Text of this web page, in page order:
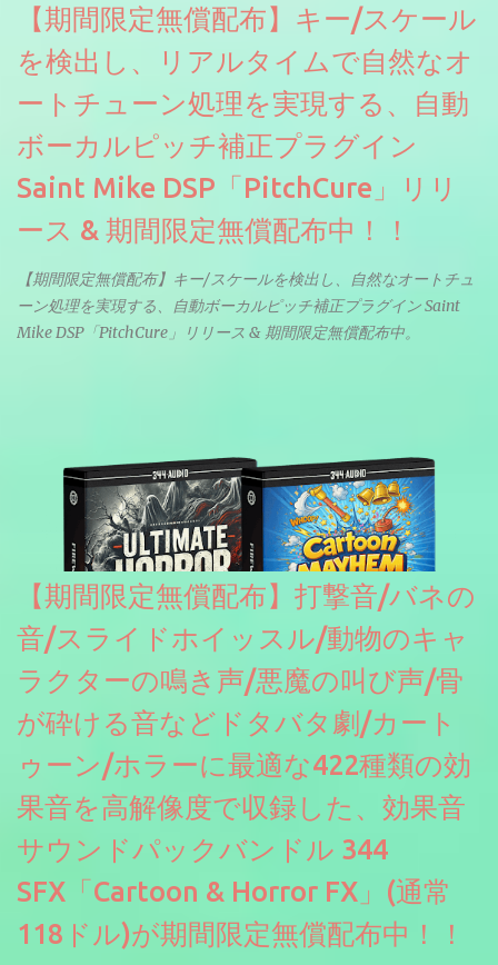
【期間限定無償配布】キー/スケール
を検出し、リアルタイムで自然なオ
ートチューン処理を実現する、自動
ボーカルピッチ補正プラグイン
Saint Mike DSP「PitchCure」リリ
ース & 期間限定無償配布中！！
【期間限定無償配布】キー/スケールを検出し、自然なオートチュ
ーン処理を実現する、自動ボーカルピッチ補正プラグイン Saint
Mike DSP「PitchCure」リリース & 期間限定無償配布中。
【期間限定無償配布】打撃音/バネの
音/スライドホイッスル/動物のキャ
ラクターの鳴き声/悪魔の叫び声/骨
が砕ける音などドタバタ劇/カート
ゥーン/ホラーに最適な422種類の効
果音を高解像度で収録した、効果音
サウンドパックバンドル 344
SFX「Cartoon & Horror FX」(通常
118ドル)が期間限定無償配布中！！